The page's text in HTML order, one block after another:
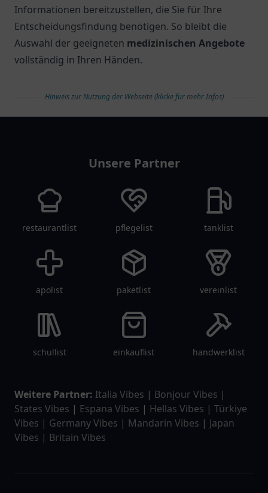
Informationen bereitzustellen, die Sie für Ihre
Entscheidungsfindung benötigen. So bleibt die
Auswahl der geeigneten medizinischen Angebote
vollständig in Ihren Händen.
Hinweis zur Nutzung der Webseite (klicke für mehr Infos)
Unsere Partner
restaurantlist pflegelist tanklist
apolist paketlist vereinlist
schullist einkauflist handwerklist
Weitere Partner: Italia Vibes | Bonjour Vibes |
States Vibes | Espana Vibes | Hellas Vibes | Türkiye
Vibes | Germany Vibes | Mandarin Vibes | Japan
Vibes | Britain Vibes